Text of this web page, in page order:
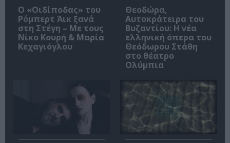
O «Οιδίποδας» του
Ρόμπερτ Άικ ξανά
στη Στέγη – Με τους
Νίκο Κουρή & Μαρία
Κεχαγιόγλου
Θεοδώρα,
Αυτοκράτειρα του
Βυζαντίου: Η νέα
ελληνική όπερα του
Θεόδωρου Στάθη
στο θέατρο
Ολύμπια